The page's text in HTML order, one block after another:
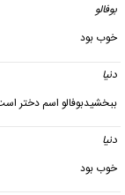
بوفالو
خوب بود
دنیا
ببخشیدبوفالو اسم دختر
دنیا
خوب بود